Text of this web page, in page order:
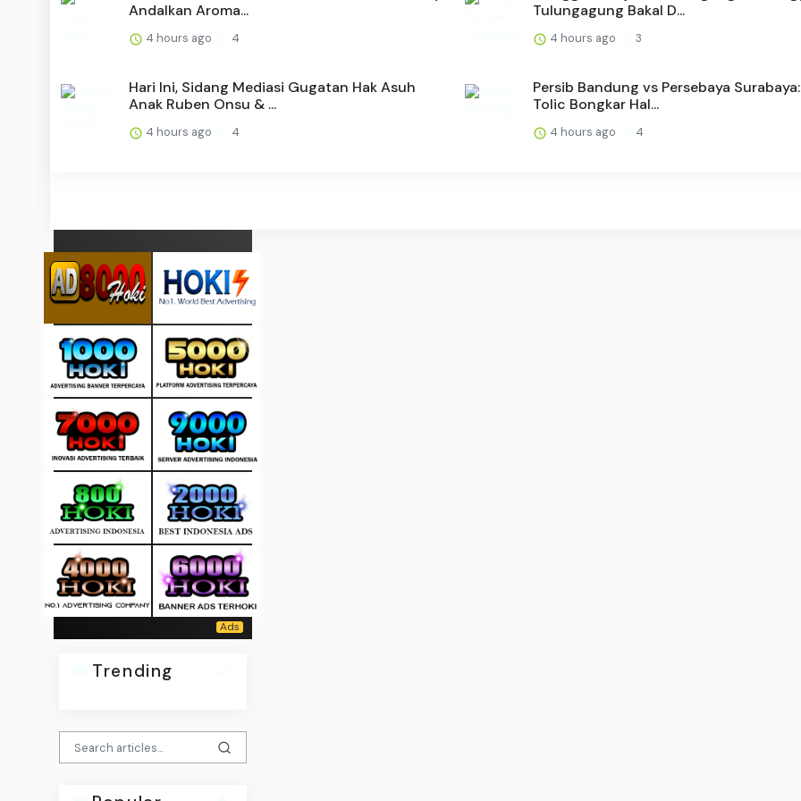
Andalkan Aroma...
4 hours ago 4
Tulungagung Bakal D...
4 hours ago 3
Hari Ini, Sidang Mediasi Gugatan Hak Asuh
Anak Ruben Onsu & ...
4 hours ago 4
Persib Bandung vs Persebaya
Tolic Bongkar Hal...
4 hours ago 4
Trending